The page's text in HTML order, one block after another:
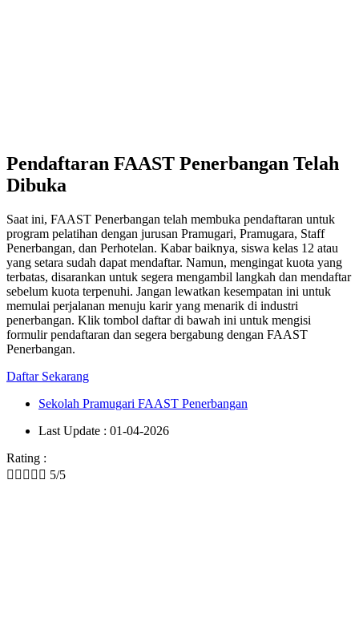
Pendaftaran FAAST Penerbangan Telah
Dibuka
Saat ini, FAAST Penerbangan telah membuka pendaftaran untuk
program pelatihan dengan jurusan Pramugari, Pramugara, Staff
Penerbangan, dan Perhotelan. Kabar baiknya, siswa kelas 12 atau
yang setara sudah dapat mendaftar. Namun, mengingat kuota yang
terbatas, disarankan untuk segera mengambil langkah dan mendaftar
sebelum kuota terpenuhi. Jangan lewatkan kesempatan ini untuk
memulai perjalanan menuju karir yang menarik di industri
penerbangan. Klik tombol daftar di bawah ini untuk mengisi
formulir pendaftaran dan segera bergabung dengan FAAST
Penerbangan.
Daftar Sekarang
Sekolah Pramugari FAAST Penerbangan
Last Update : 01-04-2026
Rating :
     5/5